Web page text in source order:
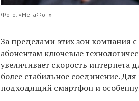
Фото: «МегаФон»
За пределами этих зон компания
абонентам ключевые
увеличивает скорость интернета
более стабильное соединение.
подходящий смартфон и